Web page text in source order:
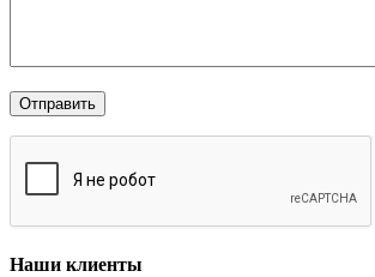
Наши клиенты